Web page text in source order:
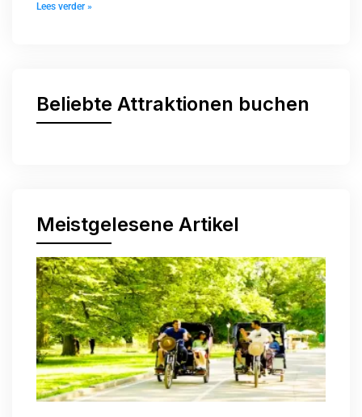
Lees verder »
Beliebte Attraktionen buchen
Meistgelesene Artikel